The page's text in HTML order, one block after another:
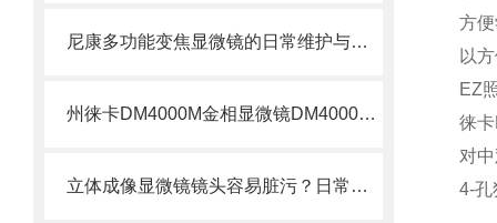
尼康多功能变焦显微镜的日常维护与保养
州徕卡DM4000M金相显微镜DM4000M显微镜
立体成像显微镜镜头容易脏污？日常清洁与保养规范
方
以
EZ
徕
对
4-孔